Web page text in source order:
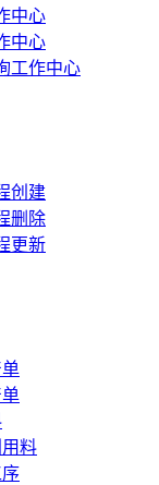
中心
中心
工作中心
创建
删除
更新
料